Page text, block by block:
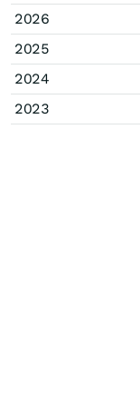
2026
2025
2024
2023